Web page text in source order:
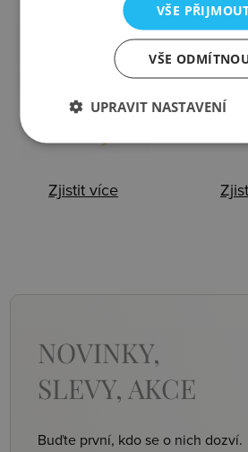
Zjistit více
NOVINKY,
SLEVY, AKCE
Buďte první, kdo se o nich dozví.
VŠE
VŠE
UPRAVIT NASTAVENÍ